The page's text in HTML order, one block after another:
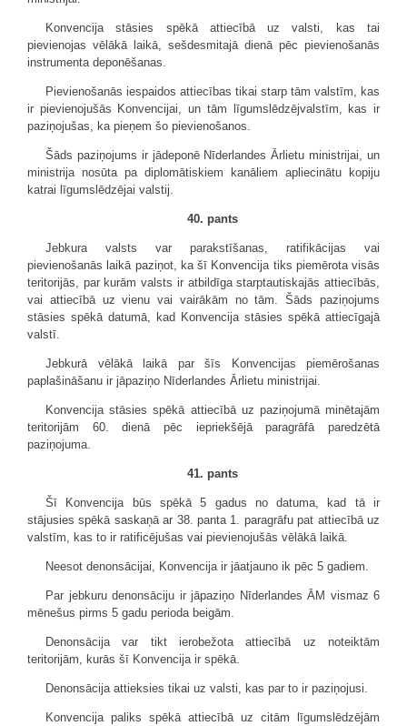
Konvencija stāsies spēkā attiecībā uz valsti, kas tai
pievienojas vēlākā laikā, sešdesmitajā dienā pēc pievienošanās
instrumenta deponēšanas.
Pievienošanās iespaidos attiecības tikai starp tām valstīm, kas
ir pievienojušās Konvencijai, un tām līgumslēdzējvalstīm, kas ir
paziņojušas, ka pieņem šo pievienošanos.
Šāds paziņojums ir jādeponē Nīderlandes Ārlietu ministrijai, un
ministrija nosūta pa diplomātiskiem kanāliem apliecinātu kopiju
katrai līgumslēdzējai valstij.
40. pants
Jebkura valsts var parakstīšanas, ratifikācijas vai
pievienošanās laikā paziņot, ka šī Konvencija tiks piemērota visās
teritorijās, par kurām valsts ir atbildīga starptautiskajās attiecībās,
vai attiecībā uz vienu vai vairākām no tām. Šāds paziņojums
stāsies spēkā datumā, kad Konvencija stāsies spēkā attiecīgajā
valstī.
Jebkurā vēlākā laikā par šīs Konvencijas piemērošanas
paplašināšanu ir jāpaziņo Nīderlandes Ārlietu ministrijai.
Konvencija stāsies spēkā attiecībā uz paziņojumā minētajām
teritorijām 60. dienā pēc iepriekšējā paragrāfā paredzētā
paziņojuma.
41. pants
Šī Konvencija būs spēkā 5 gadus no datuma, kad tā ir
stājusies spēkā saskaņā ar 38. panta 1. paragrāfu pat attiecībā uz
valstīm, kas to ir ratificējušas vai pievienojušās vēlākā laikā.
Neesot denonsācijai, Konvencija ir jāatjauno ik pēc 5 gadiem.
Par jebkuru denonsāciju ir jāpaziņo Nīderlandes ĀM vismaz 6
mēnešus pirms 5 gadu perioda beigām.
Denonsācija var tikt ierobežota attiecībā uz noteiktām
teritorijām, kurās šī Konvencija ir spēkā.
Denonsācija attieksies tikai uz valsti, kas par to ir paziņojusi.
Konvencija paliks spēkā attiecībā uz citām līgumslēdzējām